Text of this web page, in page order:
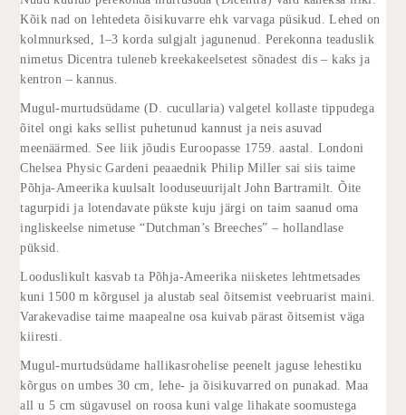
Kõik nad on lehtedeta õisikuvarre ehk varvaga püsikud. Lehed on
kolmnurksed, 1–3 korda sulgjalt jagunenud. Perekonna teaduslik
nimetus Dicentra tuleneb kreekakeelsetest sõnadest dis – kaks ja
kentron – kannus.
Mugul-murtudsüdame (D. cucullaria) valgetel kollaste tippudega
õitel ongi kaks sellist puhetunud kannust ja neis asuvad
meenäärmed. See liik jõudis Euroopasse 1759. aastal. Londoni
Chelsea Physic Gardeni peaaednik Philip Miller sai siis taime
Põhja-Ameerika kuulsalt looduseuurijalt John Bartramilt. Õite
tagurpidi ja lotendavate pükste kuju järgi on taim saanud oma
ingliskeelse nimetuse “Dutchman’s Breeches” – hollandlase
püksid.
Looduslikult kasvab ta Põhja-Ameerika niisketes lehtmetsades
kuni 1500 m kõrgusel ja alustab seal õitsemist veebruarist maini.
Varakevadise taime maapealne osa kuivab pärast õitsemist väga
kiiresti.
Mugul-murtudsüdame hallikasrohelise peenelt jaguse lehestiku
kõrgus on umbes 30 cm, lehe- ja õisikuvarred on punakad. Maa
all u 5 cm sügavusel on roosa kuni valge lihakate soomustega